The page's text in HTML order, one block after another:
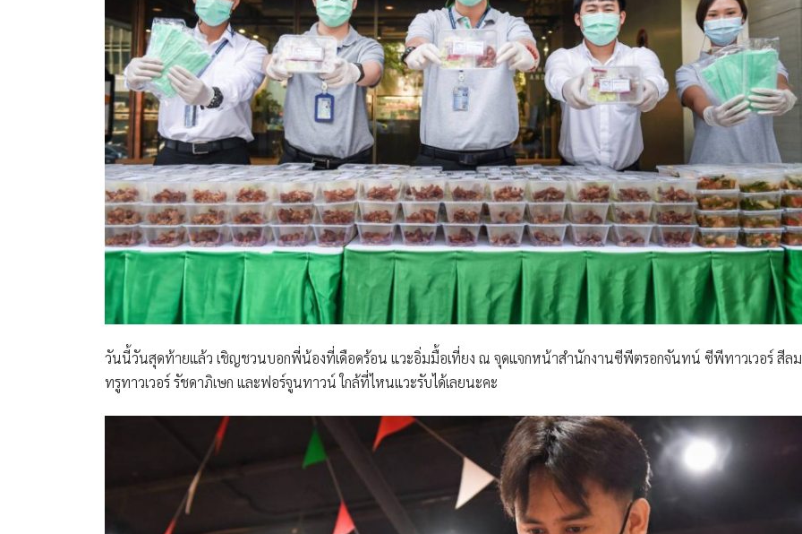
วันนี้วันสุดท้ายแล้ว เชิญชวนบอกพี่น้องที่เดือดร้อน แวะอิ่มมื้อเที่ยง ณ​ จุดแจก​หน้าสำนักงานซีพีตรอกจันทน์ ซีพีทาวเวอร์​ สีลม​
ทรูทาวเวอร์ รัชดาภิเษก และฟอร์จูนทาวน์​ ใกล้ที่ไหนแวะรับได้เลยนะคะ​